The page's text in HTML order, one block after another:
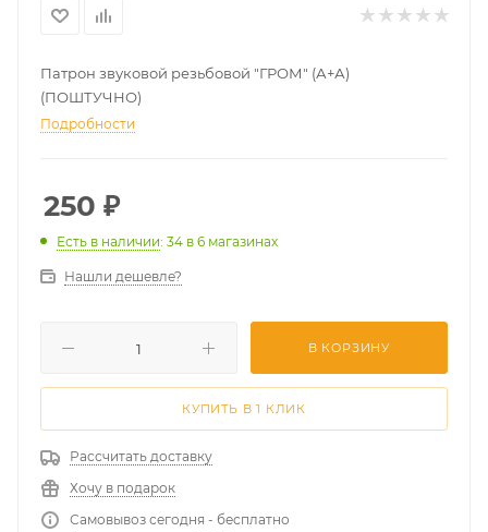
Патрон звуковой резьбовой "ГРОМ" (А+А)
(ПОШТУЧНО)
Подробности
250 ₽
Есть в наличии: 34 в 6 магазинах
Нашли дешевле?
В КОРЗИНУ
КУПИТЬ В 1 КЛИК
Рассчитать доставку
Хочу в подарок
Самовывоз сегодня - бесплатно